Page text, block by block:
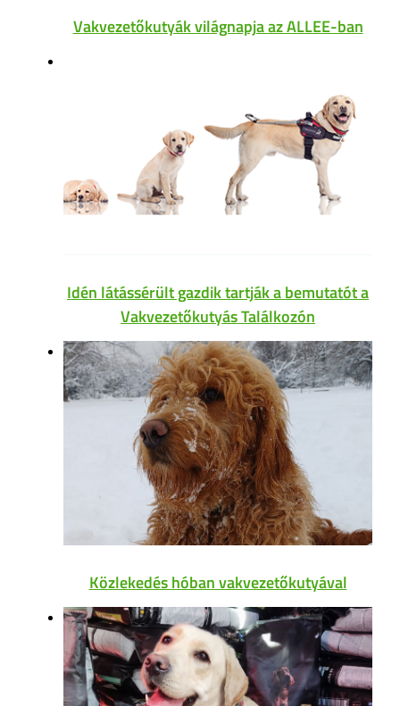
Vakvezetőkutyák világnapja az ALLEE-ban
Idén látássérült gazdik tartják a bemutatót a
Vakvezetőkutyás Találkozón
Közlekedés hóban vakvezetőkutyával